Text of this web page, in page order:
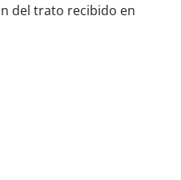
del trato recibido en